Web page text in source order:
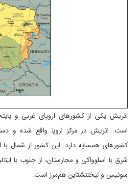
اتریش یکی از کشورهای اروپای غربی و
است. اتریش در مرکز اروپا واقع شده و
کشورهای همسایه دارد. این کشور از شمال
شرق با اسلوواکی و مجارستان، از جنوب با
سوئیس و لیختنشتاین هم‌مرز است.